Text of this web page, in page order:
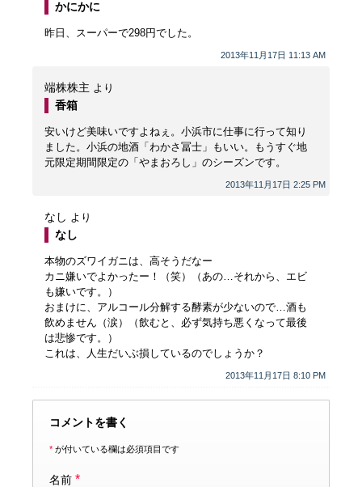
2013年11月17日 11:13 AM
かにかに
昨日、スーパーで298円でした。
端株株主 より
2013年11月17日 2:25 PM
香箱
安いけど美味いですよねぇ。小浜市に仕事に行って知り
ました。小浜の地酒「わかさ冨士」もいい。もうすぐ地
元限定期間限定の「やまおろし」のシーズンです。
なし より
2013年11月17日 8:10 PM
なし
本物のズワイガニは、高そうだなー
カニ嫌いでよかったー！（笑）（あの…それから、エビ
も嫌いです。）
おまけに、アルコール分解する酵素が少ないので…酒も
飲めません（涙）（飲むと、必ず気持ち悪くなって最後
は悲惨です。）
これは、人生だいぶ損しているのでしょうか？
コメントを書く
* が付いている欄は必須項目です
名前 *